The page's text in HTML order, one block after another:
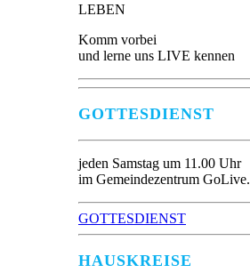
LEBEN
Komm vorbei
und lerne uns LIVE kennen
GOTTESDIENST
jeden Samstag um 11.00 Uhr
im Gemeindezentrum GoLive.
GOTTESDIENST
HAUSKREISE